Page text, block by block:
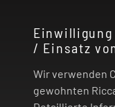
/ Einsatz
Wir verwenden
gewohnten
RECHTLICHES
ZAHLUNG UND